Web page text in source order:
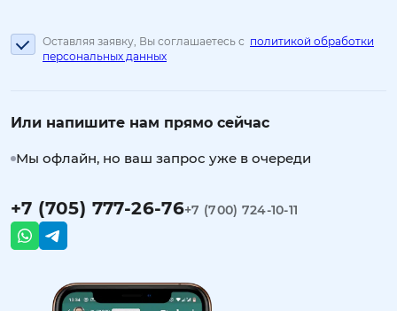
Оставляя заявку, Вы соглашаетесь с политикой обработки
персональных данных
Или напишите нам прямо сейчас
Мы офлайн, но ваш запрос уже в очереди
+7 (705) 777-26-76+7 (700) 724-10-11